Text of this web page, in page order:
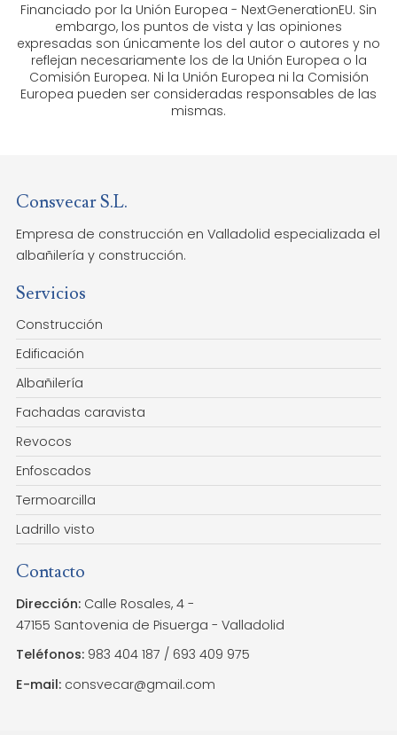
Financiado por la Unión Europea - NextGenerationEU. Sin
embargo, los puntos de vista y las opiniones
expresadas son únicamente los del autor o autores y no
reflejan necesariamente los de la Unión Europea o la
Comisión Europea. Ni la Unión Europea ni la Comisión
Europea pueden ser consideradas responsables de las
mismas.
Consvecar S.L.
Empresa de construcción en Valladolid especializada el
albañilería y construcción.
Servicios
Construcción
Edificación
Albañilería
Fachadas caravista
Revocos
Enfoscados
Termoarcilla
Ladrillo visto
Contacto
Dirección: Calle Rosales, 4 -
47155 Santovenia de Pisuerga - Valladolid
Teléfonos: 983 404 187 / 693 409 975
E-mail: consvecar@gmail.com